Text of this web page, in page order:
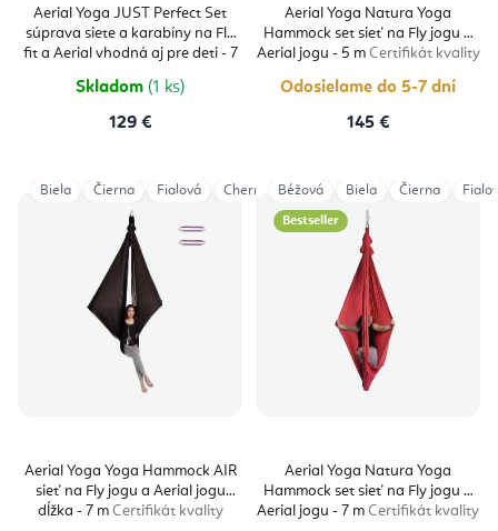
Aerial Yoga JUST Perfect Set
súprava siete a karabíny na Fly
fit a Aerial vhodná aj pre deti - 7
Skladom (1 ks)
129 €
Aerial Yoga Natura Yoga
Hammock set sieť na Fly jogu a
Aerial jogu - 5 m Certifikát kvality
Odosielame do 5-7 dní
145 €
Aerial Yoga Yoga Hammock AIR
sieť na Fly jogu a Aerial jogu
dĺžka - 7 m Certifikát kvality
Biela Čierna Fialová Cherry Lavender Modrá Modrá
Bestseller
Aerial Yoga Natura Yoga
Hammock set sieť na Fly jogu a
Aerial jogu - 7 m Certifikát kvality
Béžová Biela Čierna